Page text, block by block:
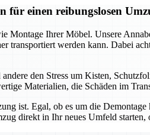
für einen reibungslosen
Ihrer Möbel. Unsere
transportiert werden kann. Dabei
den Stress um Kisten,
Materialien, die Schäden im
ist. Egal, ob es um die
direkt in Ihr neues Umfeld starten,